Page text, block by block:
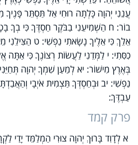
עֲנֵנִי יְהוָה כָּלְתָה רוּחִי אַל תַּסְתֵּר פָּנֶיךָ
בוֹר: ח הַשְׁמִיעֵנִי בַבֹּקֶר חַסְדֶּךָ כִּי בְךָ
אֵלֵךְ כִּי אֵלֶיךָ נָשָׂאתִי נַפְשִׁי: ט הַצִּילֵנִי
כִסִּתִי: י לַמְּדֵנִי לַעֲשׂוֹת רְצוֹנֶךָ כִּי אַתָּה
בְּאֶרֶץ מִישׁוֹר: יא לְמַעַן שִׁמְךָ יְהוָה
נַפְשִׁי: יב וּבְחַסְדְּךָ תַּצְמִית אֹיְבָי
עַבְדֶּךָ:
פרק קמד
א לְדָוִד בָּרוּךְ יְהוָה צוּרִי הַמְלַמֵּד יָדַי